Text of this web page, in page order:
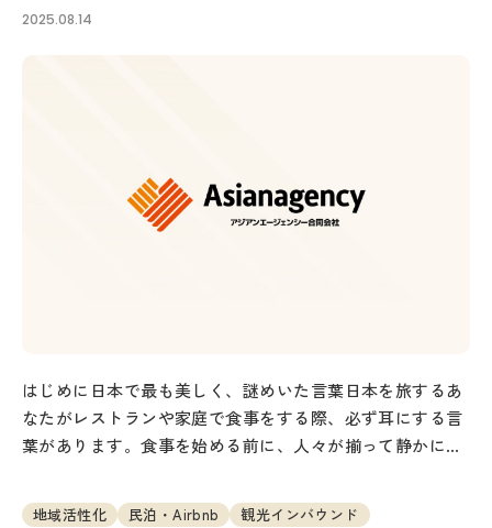
す」と言うのか？ 食に宿る感謝の哲学
2025.08.14
はじめに日本で最も美しく、謎めいた言葉日本を旅するあ
なたがレストランや家庭で食事をする際、必ず耳にする言
葉があります。食事を始める前に、人々が揃って静かに手
地域活性化 民泊・Airbnb 観光インバウンド